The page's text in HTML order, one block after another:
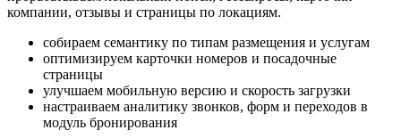
компании, отзывы и страницы по локациям.
собираем семантику по типам размещения и услугам
оптимизируем карточки номеров и посадочные
страницы
улучшаем мобильную версию и скорость загрузки
настраиваем аналитику звонков, форм и переходов в
модуль бронирования